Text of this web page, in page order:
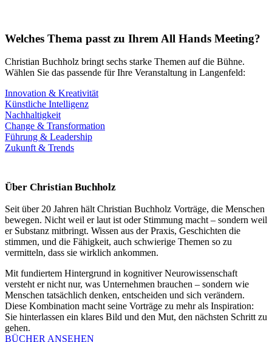
Welches Thema passt zu Ihrem All Hands Meeting?
Christian Buchholz bringt sechs starke Themen auf die Bühne.
Wählen Sie das passende für Ihre Veranstaltung in Langenfeld:
Innovation & Kreativität
Künstliche Intelligenz
Nachhaltigkeit
Change & Transformation
Führung & Leadership
Zukunft & Trends
Über Christian Buchholz
Seit über 20 Jahren hält Christian Buchholz Vorträge, die Menschen
bewegen. Nicht weil er laut ist oder Stimmung macht – sondern weil
er Substanz mitbringt. Wissen aus der Praxis, Geschichten die
stimmen, und die Fähigkeit, auch schwierige Themen so zu
vermitteln, dass sie wirklich ankommen.
Mit fundiertem Hintergrund in kognitiver Neurowissenschaft
versteht er nicht nur, was Unternehmen brauchen – sondern wie
Menschen tatsächlich denken, entscheiden und sich verändern.
Diese Kombination macht seine Vorträge zu mehr als Inspiration:
Sie hinterlassen ein klares Bild und den Mut, den nächsten Schritt zu
gehen.
BÜCHER ANSEHEN